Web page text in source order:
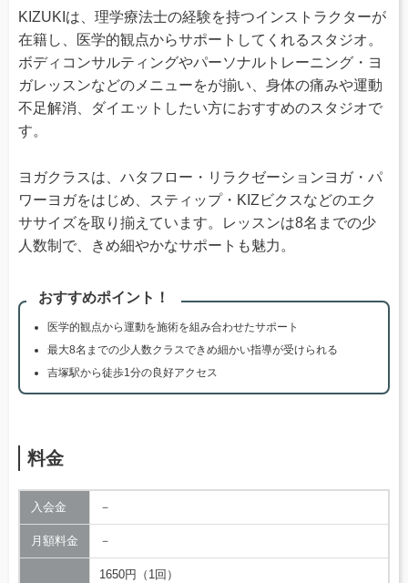
KIZUKIは、理学療法士の経験を持つインストラクターが
在籍し、医学的観点からサポートしてくれるスタジオ。
ボディコンサルティングやパーソナルトレーニング・ヨ
ガレッスンなどのメニューをが揃い、身体の痛みや運動
不足解消、ダイエットしたい方におすすめのスタジオで
す。
ヨガクラスは、ハタフロー・リラクゼーションヨガ・パ
ワーヨガをはじめ、スティップ・KIZビクスなどのエク
ササイズを取り揃えています。レッスンは8名までの少
人数制で、きめ細やかなサポートも魅力。
おすすめポイント！
医学的観点から運動を施術を組み合わせたサポート
最大8名までの少人数クラスできめ細かい指導が受けられる
吉塚駅から徒歩1分の良好アクセス
料金
入会金 －
月額料金 －
1650円（1回）